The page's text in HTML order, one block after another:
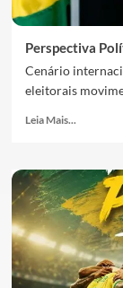
Perspectiva
Cenário
eleitorais
Leia Mais...